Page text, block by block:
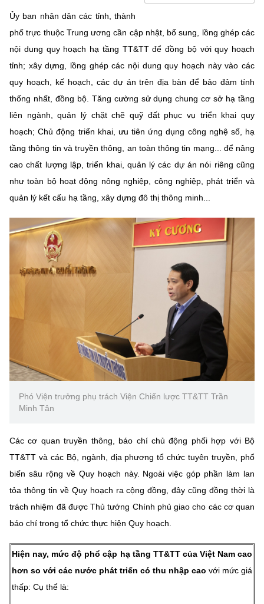
Ủy ban nhân dân các tỉnh, thành
phố trực thuộc Trung ương cần cập nhật, bổ sung, lồng ghép các
nội dung quy hoạch hạ tầng TT&TT để đồng bộ với quy hoạch
tỉnh; xây dựng, lồng ghép các nội dung quy hoạch này vào các
quy hoạch, kế hoạch, các dự án trên địa bàn để bảo đảm tính
thống nhất, đồng bộ. Tăng cường sử dụng chung cơ sở hạ tầng
liên ngành, quản lý chặt chẽ quỹ đất phục vụ triển khai quy
hoạch; Chủ động triển khai, ưu tiên ứng dụng công nghệ số, hạ
tầng thông tin và truyền thông, an toàn thông tin mạng... để nâng
cao chất lượng lập, triển khai, quản lý các dự án nói riêng cũng
như toàn bộ hoạt động nông nghiệp, công nghiệp, phát triển và
quản lý kết cấu hạ tầng, xây dựng đô thị thông minh...
Phó Viện trưởng phụ trách Viện Chiến lược TT&TT Trần
Minh Tân
Các cơ quan truyền thông, báo chí chủ động phối hợp với Bộ
TT&TT và các Bộ, ngành, địa phương tổ chức tuyên truyền, phổ
biến sâu rộng về Quy hoạch này. Ngoài việc góp phần làm lan
tỏa thông tin về Quy hoạch ra cộng đồng, đây cũng đồng thời là
trách nhiệm đã được Thủ tướng Chính phủ giao cho các cơ quan
báo chí trong tổ chức thực hiện Quy hoạch.
Hiện nay, mức độ phổ cập hạ tầng TT&TT của Việt Nam cao
hơn so với các nước phát triển có thu nhập cao với mức giá
thấp: Cụ thể là: